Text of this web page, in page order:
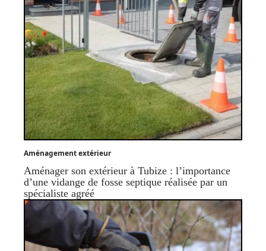
Aménagement extérieur
Aménager son extérieur à Tubize : l’importance
d’une vidange de fosse septique réalisée par un
spécialiste agréé